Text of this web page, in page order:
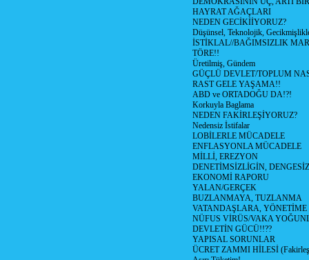
HAYRAT AĞAÇLARI
NEDEN GECİKİİYORUZ?
Düşünsel, Teknolojik,
İSTİKLAL//BAĞIMSIZLIK
TÖRE!!
Üretilmiş, Gündem
GÜÇLÜ DEVLET/TOPLUM
RAST GELE YAŞAMA!!
ABD ve ORTADOĞU DA!?!
Korkuyla Baglama
NEDEN FAKİRLEŞİYORUZ?
Nedensiz İstifalar
LOBİLERLE MÜCADELE
ENFLASYONLA MÜCADELE
MİLLİ, EREZYON
DENETİMSİZLİGİN,
EKONOMİ RAPORU
YALAN/GERÇEK
BUZLANMAYA, TUZLANMA
VATANDAŞLARA,
NÜFUS VİRÜS/VAKA
DEVLETİN GÜCÜ!!??
YAPISAL SORUNLAR
ÜCRET ZAMMI HİLESİ